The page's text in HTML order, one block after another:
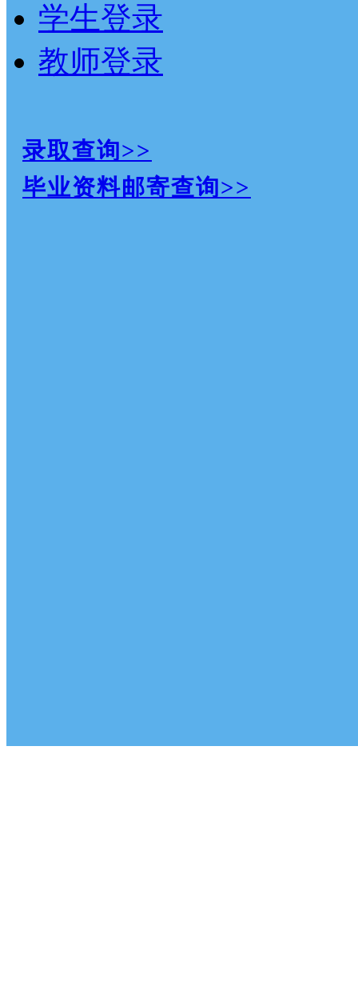
学生登录
教师登录
录取查询>>
毕业资料邮寄查询>>